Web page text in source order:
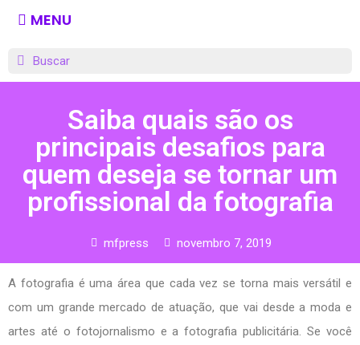
MENU
Saiba quais são os
principais desafios para
quem deseja se tornar um
profissional da fotografia
mfpress novembro 7, 2019
A fotografia é uma área que cada vez se torna mais versátil e
com um grande mercado de atuação, que vai desde a moda e
artes até o fotojornalismo e a fotografia publicitária. Se você